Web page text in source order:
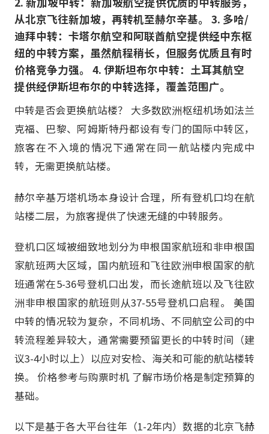
从北京飞往新加坡，再转机至赫尔辛基。 3. 多哈/
迪拜中转：卡塔尔航空和阿联酋航空提供经中东枢
纽的中转方案，虽然航程稍长，但服务优质且有时
价格竞争力强。 4. 伊斯坦布尔中转：土耳其航空
提供经伊斯坦布尔的中转选择，覆盖范围广。
中转是否会更换航站楼？ 大多数欧洲枢纽机场如法兰
克福、巴黎、阿姆斯特丹都设有专门的国际中转区，
旅客在不入境的情况下通常在同一航站楼内完成中
转，无需更换航站楼。
赫尔辛基万塔机场本身设计合理，所有登机口均在航
站楼二层，为旅客提供了快速无缝的中转服务。
登机口区域被细致地划分为申根国家航班和非申根国
家航班两大区域，国内航班和飞往欧洲申根国家的航
班通常在5-36号登机口出发，而长途航班以及飞往欧
洲非申根国家的航班则从37-55号登机口启程。 美国
中转的情况较为复杂，不同机场、不同航空公司的中
转流程差异较大，通常需要预留更长的中转时间（建
议3-4小时以上）以应对安检、海关和可能的航站楼转
换。 价格参考与购票时机 了解市场价格是制定预算的
基础。
以下是基于各大平台往年（1-2年内）数据的北京飞赫